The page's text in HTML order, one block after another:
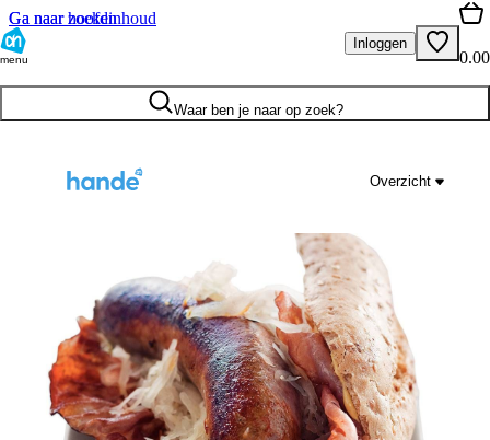
Ga naar hoofdinhoud
Ga naar zoeken
menu
Inloggen
0.00
Waar ben je naar op zoek?
Overzicht